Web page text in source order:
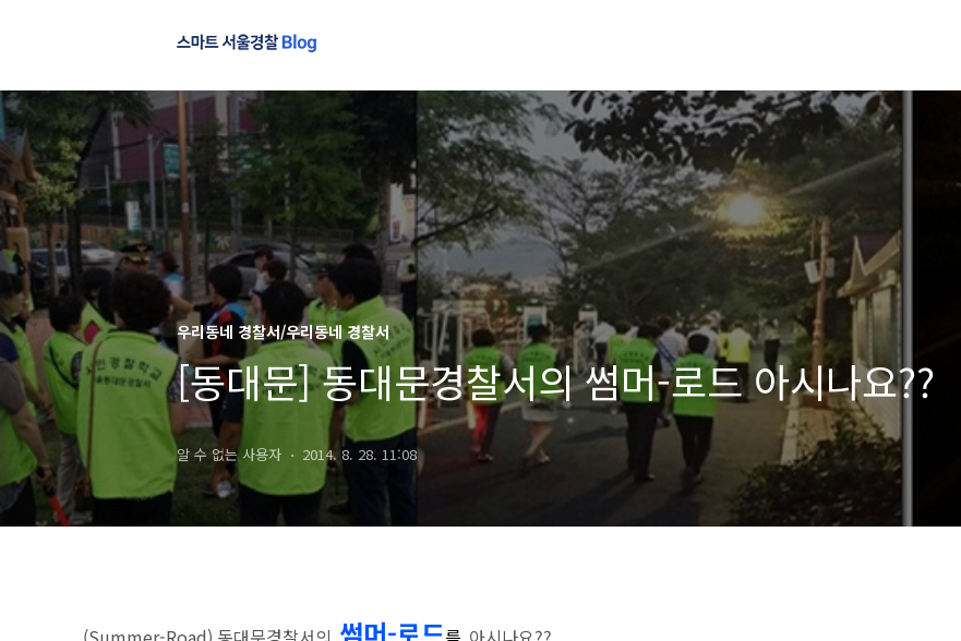
우리동네 경찰서/우리동네 경찰서
[동대문] 동대문경찰서의 썸머-로드 아시나요??
알 수 없는 사용자 2014. 8. 28. 11:08
썸머-로드